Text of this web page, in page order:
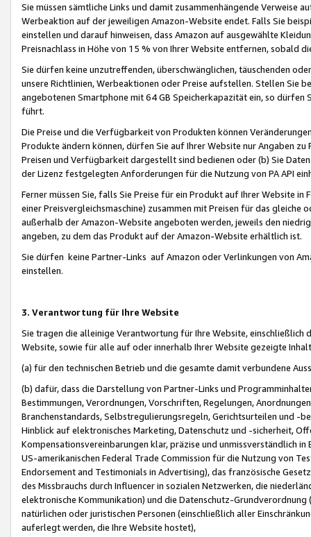
Sie müssen sämtliche Links und damit zusammenhängende
Werbeaktion auf der jeweiligen Amazon-Website endet. Falls Sie
einstellen und darauf hinweisen, dass Amazon auf ausgewählte
Preisnachlass in Höhe von 15 % von Ihrer Website entfernen, sobald
Sie dürfen keine unzutreffenden, überschwänglichen, täuschenden
unsere Richtlinien, Werbeaktionen oder Preise aufstellen. Stellen Sie
angebotenen Smartphone mit 64 GB Speicherkapazität ein, so dürfen
führt.
Die Preise und die Verfügbarkeit von Produkten können
Produkte ändern können, dürfen Sie auf Ihrer Website nur Angaben
Preisen und Verfügbarkeit dargestellt sind bedienen oder (b) Sie
der Lizenz festgelegten Anforderungen für die Nutzung von PA API
Ferner müssen Sie, falls Sie Preise für ein Produkt auf Ihrer Website
einer Preisvergleichsmaschine) zusammen mit Preisen für das
außerhalb der Amazon-Website angeboten werden, jeweils den
angeben, zu dem das Produkt auf der Amazon-Website erhältlich ist.
Sie dürfen keine Partner-Links auf Amazon oder Verlinkungen von
einstellen.
3. Verantwortung für Ihre Website
Sie tragen die alleinige Verantwortung für Ihre Website,
Website, sowie für alle auf oder innerhalb Ihrer Website gezeigte
(a) für den technischen Betrieb und die gesamte damit verbundene
(b) dafür, dass die Darstellung von Partner-Links und
Bestimmungen, Verordnungen, Vorschriften, Regelungen,
Branchenstandards, Selbstregulierungsregeln, Gerichtsurteilen und -
Hinblick auf elektronisches Marketing, Datenschutz und -sicherheit,
Kompensationsvereinbarungen klar, präzise und unmissverständlich
US-amerikanischen Federal Trade Commission für die Nutzung von
Endorsement and Testimonials in Advertising), das französische
des Missbrauchs durch Influencer in sozialen Netzwerken, die
elektronische Kommunikation) und die Datenschutz-
natürlichen oder juristischen Personen (einschließlich aller
auferlegt werden, die Ihre Website hostet),